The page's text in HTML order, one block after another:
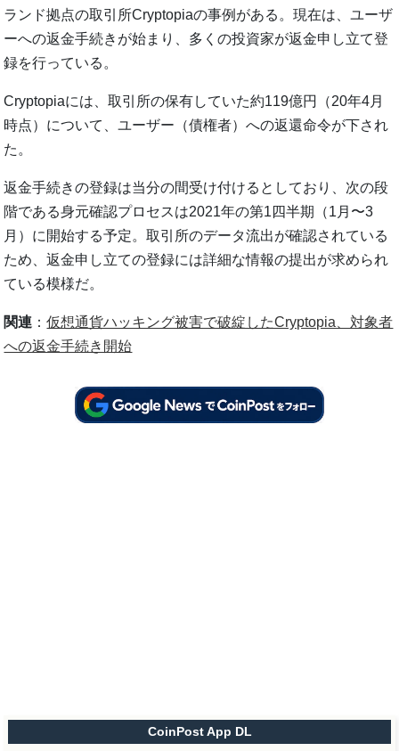
ランド拠点の取引所Cryptopiaの事例がある。現在は、ユーザ
ーへの返金手続きが始まり、多くの投資家が返金申し立て登
録を行っている。
Cryptopiaには、取引所の保有していた約119億円（20年4月
時点）について、ユーザー（債権者）への返還命令が下され
た。
返金手続きの登録は当分の間受け付けるとしており、次の段
階である身元確認プロセスは2021年の第1四半期（1月〜3
月）に開始する予定。取引所のデータ流出が確認されている
ため、返金申し立ての登録には詳細な情報の提出が求められ
ている模様だ。
関連 ：仮想通貨ハッキング被害で破綻したCryptopia、対象者
への返金手続き開始
CoinPost App DL